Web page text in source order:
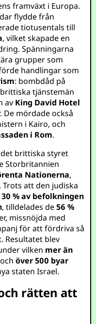
framväxt i Europa.
flydde från
tiotusentals till
, vilket skapade en
Spänningarna
grupper som
handlingar som
: bombdåd på
tjänstemän
av King David Hotel
De mördade också
i Kairo, och
i Rom.
brittiska styret
Storbritannien
Nationerna,
att den judiska
30 % av befolkningen
, tilldelades de56 %
missnöjda med
för att fördriva så
Resultatet blev
vilken mer än
ochöver 500 byar
staten Israel.
rätten att